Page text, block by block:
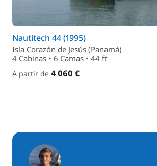
Nautitech 44 (1995)
Isla Corazón de Jesús (Panamá)
4 Cabinas • 6 Camas • 44 ft
A partir de 4 060 €